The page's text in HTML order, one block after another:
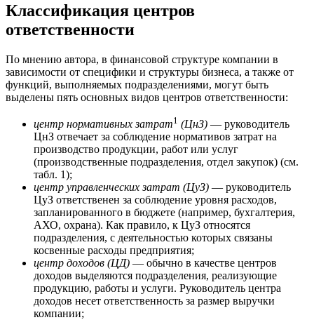
Классификация центров
ответственности
По мнению автора, в финансовой структуре компании в
зависимости от специфики и структуры бизнеса, а также от
функций, выполняемых подразделениями, могут быть
выделены пять основных видов центров ответственности:
центр нормативных затрат1 (ЦнЗ) — руководитель
ЦнЗ отвечает за соблюдение нормативов затрат на
производство продукции, работ или услуг
(производственные подразделения, отдел закупок) (см.
табл. 1);
центр управленческих затрат (ЦуЗ) — руководитель
ЦуЗ ответственен за соблюдение уровня расходов,
запланированного в бюджете (например, бухгалтерия,
АХО, охрана). Как правило, к ЦуЗ относятся
подразделения, с деятельностью которых связаны
косвенные расходы предприятия;
центр доходов (ЦД) — обычно в качестве центров
доходов выделяются подразделения, реализующие
продукцию, работы и услуги. Руководитель центра
доходов несет ответственность за размер выручки
компании;